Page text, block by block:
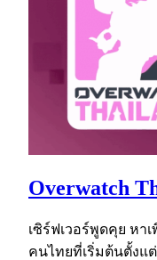
Overwatch
เซิร์ฟเวอร์พูดคุย หา
คนไทยที่เริ่มต้นตั้งแ